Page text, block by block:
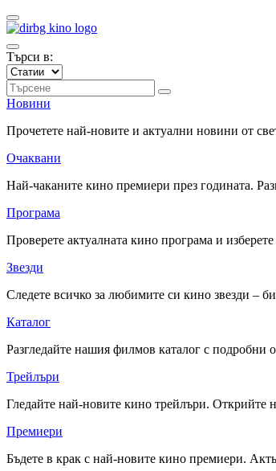
Търси в:
Новини
Прочетете най-новите и актуални новини от
Очаквани
Най-чаканите кино премиери през годината.
Програма
Проверете актуалната кино програма и
Звезди
Следете всичко за любимите си кино звезди –
Каталог
Разгледайте нашия филмов каталог с подробни
Трейлъри
Гледайте най-новите кино трейлъри.
Премиери
Бъдете в крак с най-новите кино премиери.